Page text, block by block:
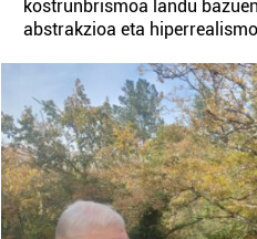
kostrunbrismoa landu
abstrakzioa eta